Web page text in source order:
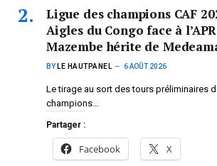
Ligue des champions CAF
Aigles du Congo face à
Mazembe hérite de
BY LE HAUTPANEL 6 AOÛT 2026
Le tirage au sort des tours préliminaires
champions…
Partager :
Facebook X